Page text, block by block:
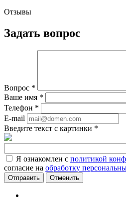
Отзывы
Задать вопрос
Вопрос *
Ваше имя *
Телефон *
E-mail
Введите текст с картинки *
Я ознакомлен с политикой
согласие на обработку
Отменить